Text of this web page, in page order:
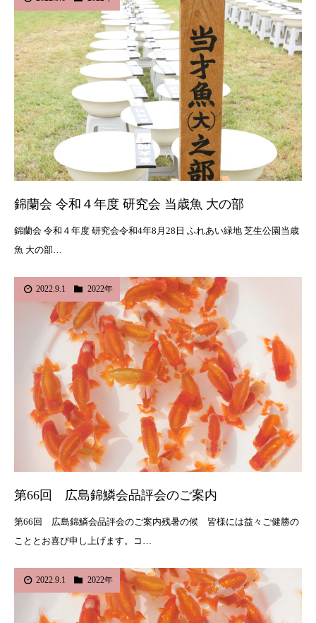
錦蘭会 令和４年度 研究会 当歳魚 大の部
錦蘭会 令和４年度 研究会令和4年8月28日 ふれあい緑地 芝生公園当歳
魚 大の部…
2022.9.1 2022年
第66回 広島錦鱗会品評会のご案内
第66回 広島錦鱗会品評会のご案内残暑の候 皆様には益々ご健勝の
こととお喜び申し上げます。コ…
2022.9.1 2022年